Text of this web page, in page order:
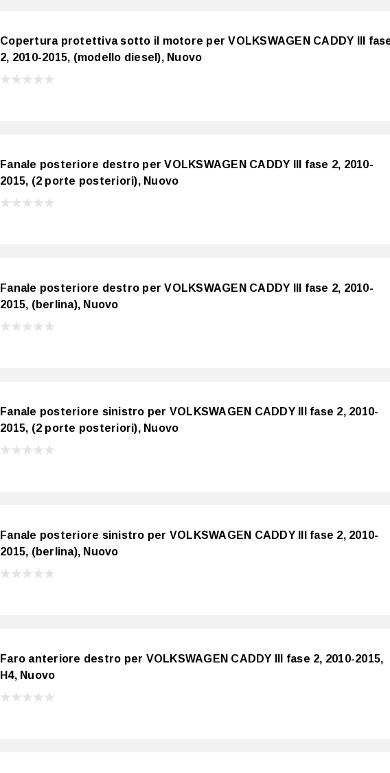
Copertura protettiva sotto il motore per VOLKSWAGEN CADDY III
2, 2010-2015, (modello diesel), Nuovo
Fanale posteriore destro per VOLKSWAGEN CADDY III fase 2, 2010-
2015, (2 porte posteriori), Nuovo
Fanale posteriore destro per VOLKSWAGEN CADDY III fase 2, 2010-
2015, (berlina), Nuovo
Fanale posteriore sinistro per VOLKSWAGEN CADDY III fase 2, 2010-
2015, (2 porte posteriori), Nuovo
Fanale posteriore sinistro per VOLKSWAGEN CADDY III fase 2, 2010-
2015, (berlina), Nuovo
Faro anteriore destro per VOLKSWAGEN CADDY III fase 2, 2010-2015,
H4, Nuovo